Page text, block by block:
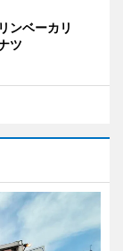
ンベーカリ
ツ